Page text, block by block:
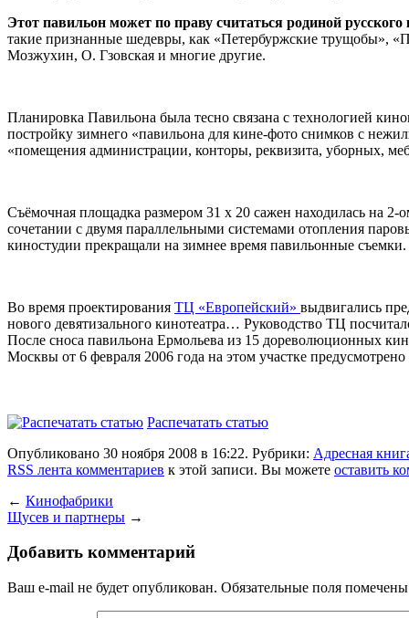
Этот павильон может по праву считаться родиной
такие признанные шедевры, как «Петербуржские трущобы»,
Мозжухин, О. Гзовская и многие другие.
Планировка Павильона была тесно связана с технологией
постройку зимнего «павильона для кине-фото снимков с
«помещения администрации, конторы, реквизита, уборных,
Съёмочная площадка размером 31 х 20 сажен находилась на
сочетании с двумя параллельными системами отопления
киностудии прекращали на зимнее время павильонные
Во время проектирования ТЦ «Европейский» выдвигались
нового девятизального кинотеатра… Руководство ТЦ
После сноса павильона Ермольева из 15 дореволюционных
Москвы от 6 февраля 2006 года на этом участке
Распечатать статью
Опубликовано 30 ноября 2008 в 16:22. Рубрики: Адресная
RSS лента комментариев к этой записи. Вы можете оставить
← Кинофабрики
Щусев и партнеры →
Добавить комментарий
Ваш e-mail не будет опубликован. Обязательные поля помечены